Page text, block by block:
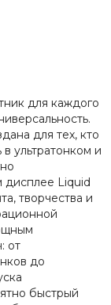
для каждого
для тех, кто
ультратонком и
дисплее Liquid
творчества и
от
до
быстрый